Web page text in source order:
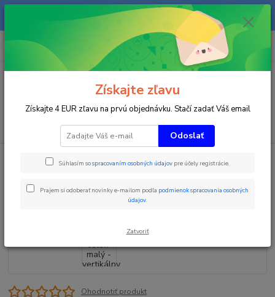
Na našom eshope sa priebežne pracuje a tovar sa priebežne dopĺňa. radi
Vás obslúžime i telefonicky na +421 911 906 066.
+421903906066
(Po-Pia, 9-16 hod.)
Zimné športy
Tvar - Jeleň malý - vertikálny
Ohodnotiť produkt
Získajte zľavu
Získajte 4 EUR zľavu na prvú objednávku. Stačí zadať Váš email
Odoslať
Súhlasím sospracovaním osobných údajov pre účely registrácie.
Prajem si odoberať novinky e-mailom podľa podmienok spracovania osobných
údajov
Zatvoriť